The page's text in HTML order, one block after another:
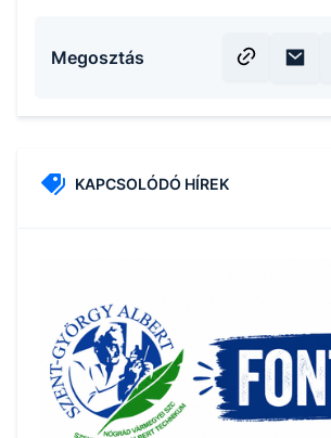
Megosztás
KAPCSOLÓDÓ HÍREK